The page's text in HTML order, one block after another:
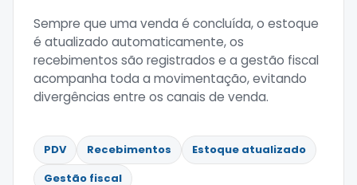
Sempre que uma venda é concluída, o estoque
é atualizado automaticamente, os
recebimentos são registrados e a gestão fiscal
acompanha toda a movimentação, evitando
divergências entre os canais de venda.
PDV Recebimentos
Estoque atualizado
Gestão fiscal